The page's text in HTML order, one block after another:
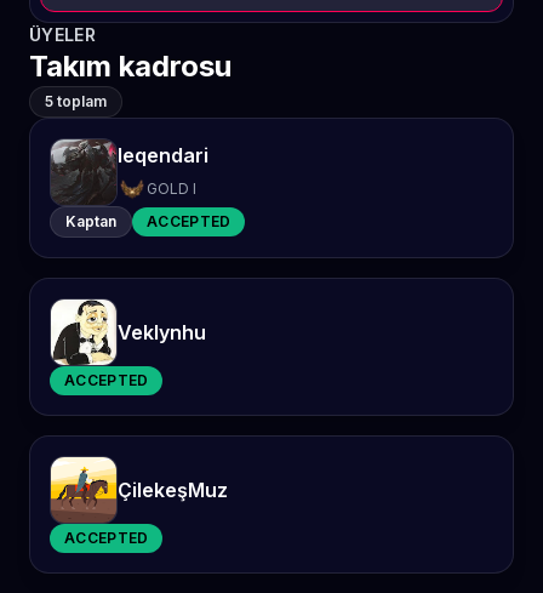
ÜYELER
Takım kadrosu
5 toplam
leqendari
GOLD I
Kaptan
ACCEPTED
Veklynhu
ACCEPTED
ÇilekeşMuz
ACCEPTED